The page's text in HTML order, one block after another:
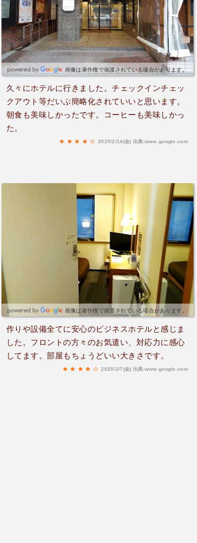
画像は著作権で保護されている場合があります。
久々にホテルに行きました。チェックインチェッ
クアウト等だいぶ簡略化されていいと思います。
朝食も美味しかったです。コーヒーも美味しかっ
た。
2025/2/14(金) 出典:www.google.com
画像は著作権で保護されている場合があります。
作りや設備全てに安心のビジネスホテルと感じま
した。フロントの方々のお気遣い、対応力に感心
してます。部屋もちょうどいい大きさです。
2025/2/7(金) 出典:www.google.com